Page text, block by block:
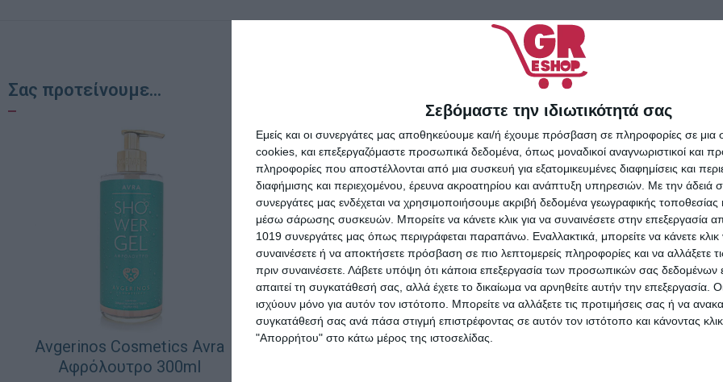
Σεβόμαστε την ιδιωτικότητά σας
Εμείς και οι συνεργάτες μας αποθηκεύουμε και/ή έχουμε πρόσβαση σε πληροφορίες σε
cookies, και επεξεργαζόμαστε προσωπικά δεδομένα, όπως μοναδικοί αναγνωριστικοί και
πληροφορίες που αποστέλλονται από μια συσκευή για εξατομικευμένες διαφημίσεις και
διαφήμισης και περιεχομένου, έρευνα ακροατηρίου και ανάπτυξη υπηρεσιών. Με την άδειά
συνεργάτες μας ενδέχεται να χρησιμοποιήσουμε ακριβή δεδομένα γεωγραφικής τοποθεσίας
μέσω σάρωσης συσκευών. Μπορείτε να κάνετε κλικ για να συναινέσετε στην επεξεργασία
1019 συνεργάτες μας όπως περιγράφεται παραπάνω. Εναλλακτικά, μπορείτε να κάνετε κλικ
συναινέσετε ή να αποκτήσετε πρόσβαση σε πιο λεπτομερείς πληροφορίες και να αλλάξετε
πριν συναινέσετε. Λάβετε υπόψη ότι κάποια επεξεργασία των προσωπικών σας δεδομένων
απαιτεί τη συγκατάθεσή σας, αλλά έχετε το δικαίωμα να αρνηθείτε αυτήν την επεξεργασία.
ισχύουν μόνο για αυτόν τον ιστότοπο. Μπορείτε να αλλάξετε τις προτιμήσεις σας ή να
συγκατάθεσή σας ανά πάσα στιγμή επιστρέφοντας σε αυτόν τον ιστότοπο και κάνοντας
"Απορρήτου" στο κάτω μέρος της ιστοσελίδας.
Σας προτείνουμε...
Avgerinos Cosmetics Avra
Αφρόλουτρο 300ml
Avgerinos Cosmetics Coco